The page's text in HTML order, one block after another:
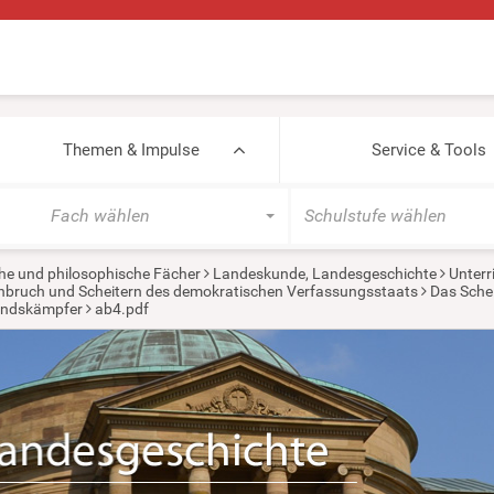
Themen & Impulse Service & Tools
Fach wählen Schulstufe wählen
und philosophische Fächer Landeskunde, Landesgeschichte
und Scheitern des demokratischen Verfassungsstaats
Das
ab4.pdf